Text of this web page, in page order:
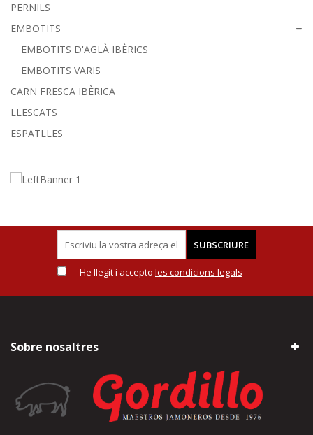
PERNILS
EMBOTITS
EMBOTITS D'AGLÀ IBÈRICS
EMBOTITS VARIS
CARN FRESCA IBÈRICA
LLESCATS
ESPATLLES
SUBSCRIURE
He llegit i accepto les condicions legals
Sobre nosaltres